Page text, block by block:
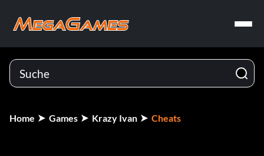
Home Games Krazy Ivan Cheats